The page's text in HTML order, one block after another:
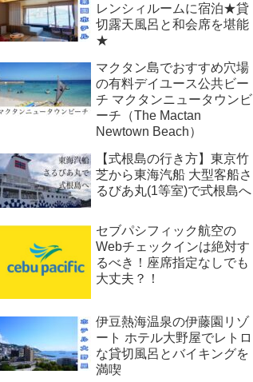
レンシィルームに宿泊★貸
切露天風呂と和会席を堪能
★
マクタン島でおすすめ穴場
の有料デイユース公共ビー
チ マクタンニュータウンビ
ーチ（The Mactan
Newtown Beach）
【式根島の行き方】東京竹
芝から東海汽船 大型客船さ
るびあ丸(1等室)で式根島へ
セブパシフィック航空の
Webチェックインは絶対す
るべき！座席指定なしでも
大丈夫？！
伊豆熱海温泉の伊藤園リゾ
ート ホテル大野屋でレトロ
な貸切風呂とバイキングを
満喫